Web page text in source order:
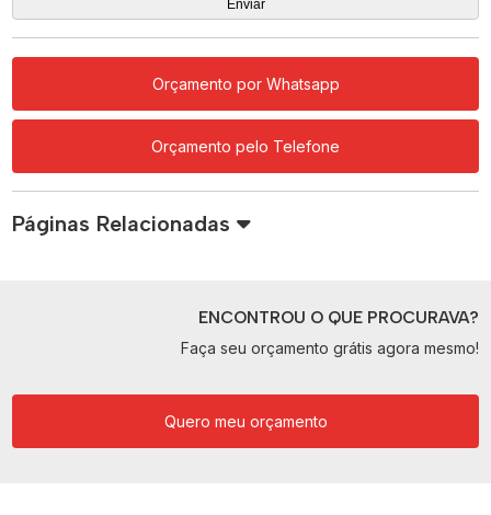
Orçamento por Whatsapp
Orçamento pelo Telefone
Páginas Relacionadas
ENCONTROU O QUE PROCURAVA?
Faça seu orçamento grátis agora mesmo!
Quero meu orçamento